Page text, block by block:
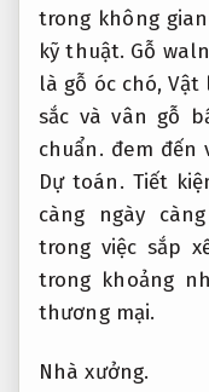
trong không
kỹ thuật. Gỗ
là gỗ óc chó,Vật
sắc và vân gỗ
chuẩn. đem đến
Dự toán. Tiết
càng ngày
trong việc sắp
trong khoảng
thương mại.
Nhà xưởng.